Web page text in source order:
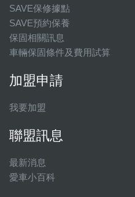
SAVE保修據點
SAVE預約保養
保固相關訊息
車輛保固條件及費用試算
加盟申請
我要加盟
聯盟訊息
最新消息
愛車小百科